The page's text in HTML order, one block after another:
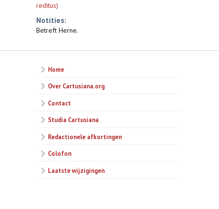
reditus)
Notities:
Betreft Herne.
Home
Over Cartusiana.org
Contact
Studia Cartusiana
Redactionele afkortingen
Colofon
Laatste wijzigingen